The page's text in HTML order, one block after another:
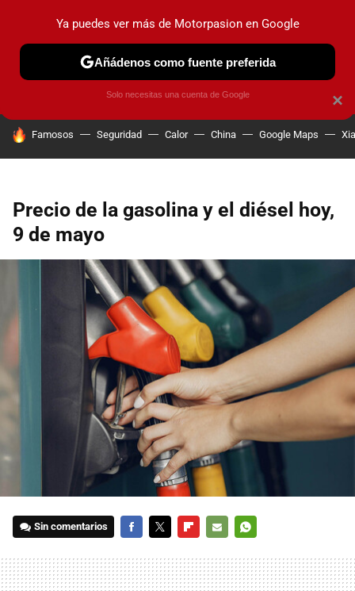
PRUEBAS COCHES ELÉCTRICOS OBSERVATORIO
HOY SE HABLA DE
Famosos Seguridad Calor China Google Maps
Precio de la gasolina y el diésel hoy,
9 de mayo
Sin comentarios
MAIL
×
Ya puedes ver más de Motorpasion en Google
Añádenos como fuente preferida
Solo necesitas una cuenta de Google